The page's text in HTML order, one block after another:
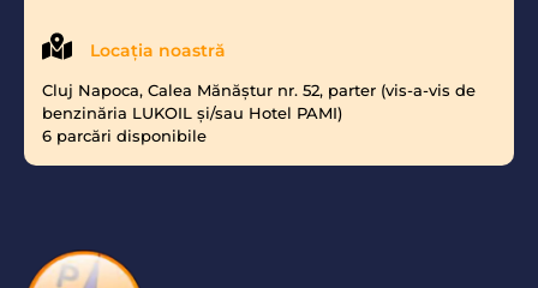
Locaţia noastră
Cluj Napoca, Calea Mănăştur nr. 52, parter (vis-a-vis de
benzinăria LUKOIL şi/sau Hotel PAMI)
6 parcări disponibile